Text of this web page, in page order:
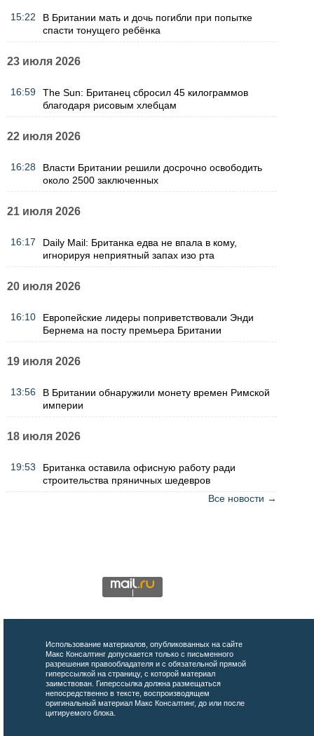
15:22
В Британии мать и дочь погибли при попытке
спасти тонущего ребёнка
23 июля 2026
16:59
The Sun: Британец сбросил 45 килограммов
благодаря рисовым хлебцам
22 июля 2026
16:28
Власти Британии решили досрочно освободить
около 2500 заключенных
21 июля 2026
16:17
Daily Mail: Британка едва не впала в кому,
игнорируя неприятный запах изо рта
20 июля 2026
16:10
Европейские лидеры поприветствовали Энди
Бернема на посту премьера Британии
19 июля 2026
13:56
В Британии обнаружили монету времен Римской
империи
18 июля 2026
19:53
Британка оставила офисную работу ради
строительства пряничных шедевров
Все новости →
Использование материалов, опубликованных на сайте
Макс Консалтинг допускается только с письменного
разрешения правообладателя и с обязательной прямой
гиперссылкой на страницу, с которой материал
заимствован. Гиперссылка должна размещаться
непосредственно в тексте, воспроизводящем
оригинальный материал Макс Консалтинг, до или после
цитируемого блока.